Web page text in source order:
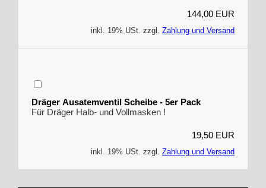
144,00 EUR
inkl. 19% USt. zzgl. Zahlung und Versand
Dräger Ausatemventil Scheibe - 5er Pack
Für Dräger Halb- und Vollmasken !
19,50 EUR
inkl. 19% USt. zzgl. Zahlung und Versand